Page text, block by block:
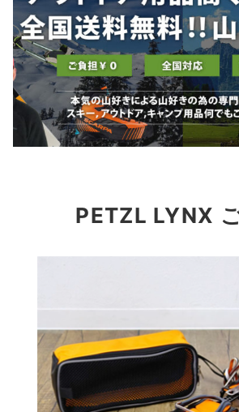
PETZL LYNX